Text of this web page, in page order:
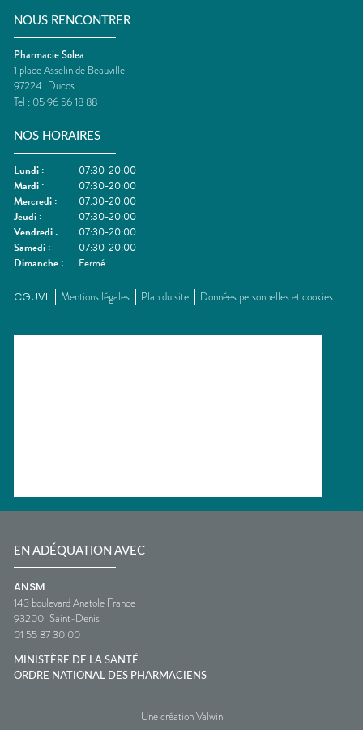
NOUS RENCONTRER
Pharmacie Solea
1 place Asselin de Beauville
97224 Ducos
Tel : 05 96 56 18 88
NOS HORAIRES
Lundi :
07:30-20:00
Mardi :
07:30-20:00
Mercredi :
07:30-20:00
Jeudi :
07:30-20:00
Vendredi :
07:30-20:00
Samedi :
07:30-20:00
Dimanche : Fermé
CGUVL Mentions légales Plan du site Données personnelles et cookies
EN ADÉQUATION AVEC
ANSM
143 boulevard Anatole France
93200 Saint-Denis
01 55 87 30 00
MINISTÈRE DE LA SANTÉ
ORDRE NATIONAL DES PHARMACIENS
Une création Valwin